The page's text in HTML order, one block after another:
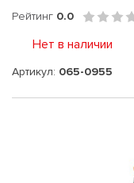
Рейтинг 0.0
Нет в наличии
Артикул: 065-0955